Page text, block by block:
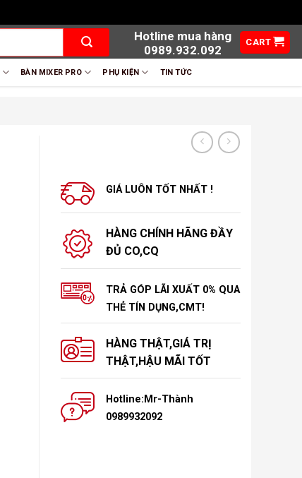
Hotline mua hàng
0989.932.092
CART
BÀN MIXER PRO PHỤ KIỆN TIN TỨC
GIÁ LUÔN TỐT NHẤT !
HÀNG CHÍNH HÃNG ĐẦY
ĐỦ CO,CQ
TRẢ GÓP LÃI XUẤT 0% QUA
THẺ TÍN DỤNG,CMT!
HÀNG THẬT,GIÁ TRỊ
THẬT,HẬU MÃI TỐT
Hotline:Mr-Thành
0989932092